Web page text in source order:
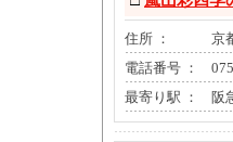
住所 ：
京
電話番号 ：
最寄り駅 ：
阪